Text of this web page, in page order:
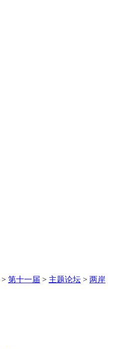
> 第十一届 > 主题论坛 > 两岸